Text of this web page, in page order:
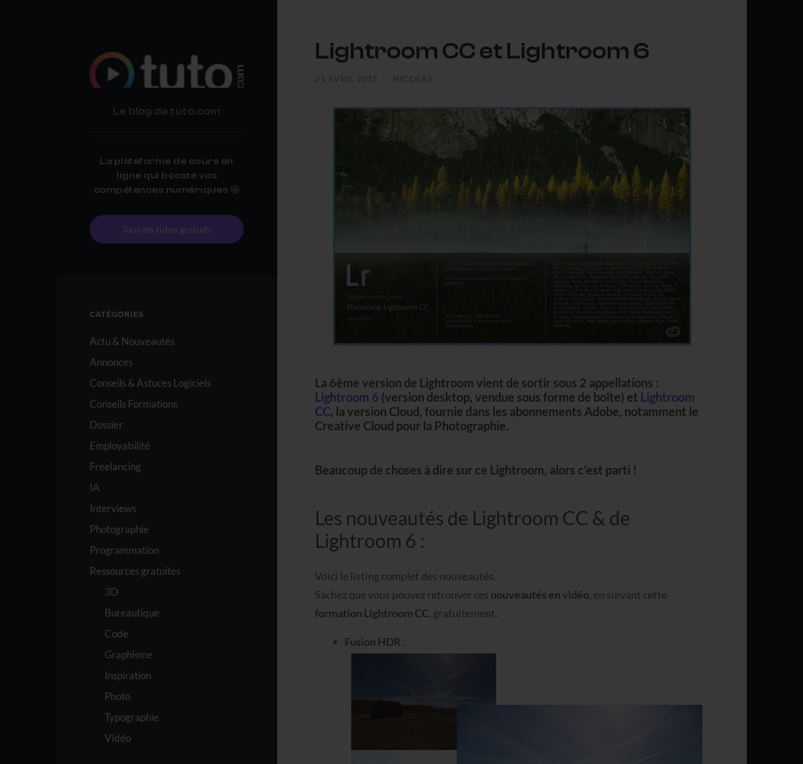
TUTO.COM
Le blog de tuto.com
La plateforme de cours en
ligne qui booste vos
compétences numériques 🤩
Tous les tutos gratuits
CATÉGORIES
Actu & Nouveautés
Annonces
Conseils & Astuces Logiciels
Conseils Formations
Dossier
Employabilité
Freelancing
IA
Interviews
Photographie
Programmation
Ressources gratuites
3D
Bureautique
Code
Graphisme
Inspiration
Photo
Typographie
Vidéo
Lightroom CC et Lightroom 6
21 AVRIL 2015 NICOLAS
La 6ème version de Lightroom vient de sortir sous 2 appellations :
Lightroom 6 (version desktop, vendue sous forme de boîte) et Lightroom
CC, la version Cloud, fournie dans les abonnements Adobe, notamment le
Creative Cloud pour la Photographie.
Beaucoup de choses à dire sur ce Lightroom, alors c’est parti !
Les nouveautés de Lightroom CC & de
Lightroom 6 :
Voici le listing complet des nouveautés.
Sachez que vous pouvez retrouver ces nouveautés en vidéo, en suivant cette
formation Lightroom CC, gratuitement.
Fusion HDR :